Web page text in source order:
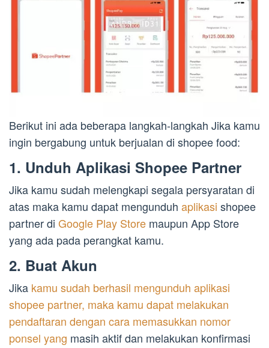
Berikut ini ada beberapa langkah-langkah Jika kamu
ingin bergabung untuk berjualan di shopee food:
1. Unduh Aplikasi Shopee Partner
Jika kamu sudah melengkapi segala persyaratan di
atas maka kamu dapat mengunduh aplikasi shopee
partner di Google Play Store maupun App Store
yang ada pada perangkat kamu.
2. Buat Akun
Jika kamu sudah berhasil mengunduh aplikasi
shopee partner, maka kamu dapat melakukan
pendaftaran dengan cara memasukkan nomor
ponsel yang masih aktif dan melakukan konfirmasi